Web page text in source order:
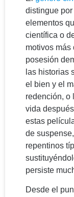
distingue
elementos
científica o
motivos más
posesión
las historias
el bien y el
redención, o
vida
estas
de
repentinos
persiste
Desde el